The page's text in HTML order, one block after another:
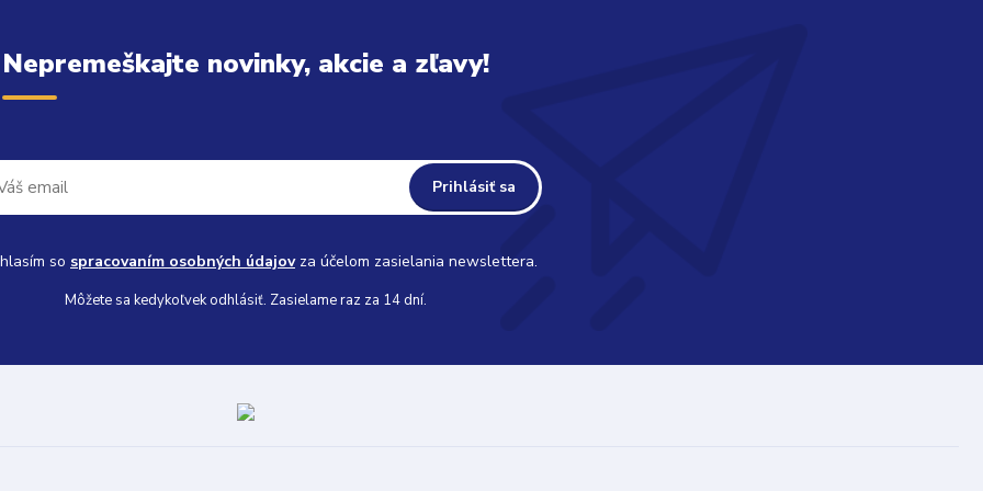
Nepremeškajte novinky, akcie a zľavy!
Prihlásiť sa
so spracovaním osobných údajovza účelom zasielania newslettera.
Môžete sa kedykoľvek odhlásiť. Zasielame raz za 14 dní.